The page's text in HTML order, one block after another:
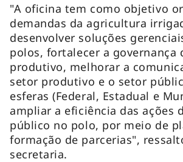
"A oficina tem como objetivo
demandas da agricultura
desenvolver soluções
polos, fortalecer a governança
produtivo, melhorar a
setor produtivo e o setor
esferas (Federal, Estadual e
ampliar a eficiência das ações
público no polo, por meio de
formação de parcerias",
secretaria.